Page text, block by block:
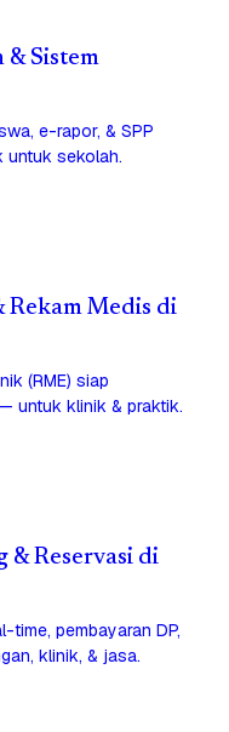
& Sistem
e-rapor, & SPP
untuk sekolah.
Rekam Medis di
(RME) siap
untuk klinik & praktik.
& Reservasi di
pembayaran DP,
klinik, & jasa.